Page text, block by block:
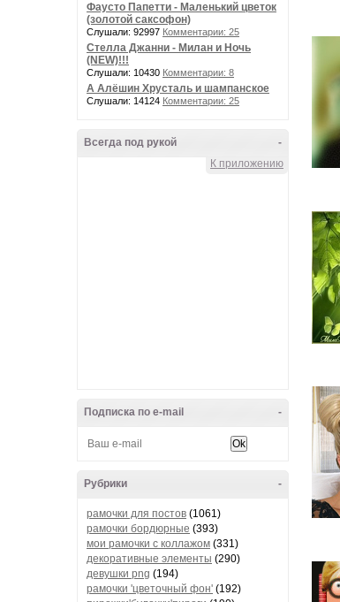
Фаусто Папетти - Маленький цветок
(золотой саксофон)
Слушали: 92997 Комментарии: 25
Стелла Джанни - Милан и Ночь
(NEW)!!!
Слушали: 10430 Комментарии: 8
А Алёшин Хрусталь и шампанское
Слушали: 14124 Комментарии: 25
-
Всегда под рукой
К приложению
-
Подписка по e-mail
-
Рубрики
рамочки для постов (1061)
рамочки бордюрные (393)
мои рамочки с коллажом (331)
декоративные элементы (290)
девушки png (194)
рамочки 'цветочный фон' (192)